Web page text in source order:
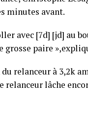
minutes avant.
avec [7d] [jd] au
grosse paire
relanceur à 3,2k
lâche